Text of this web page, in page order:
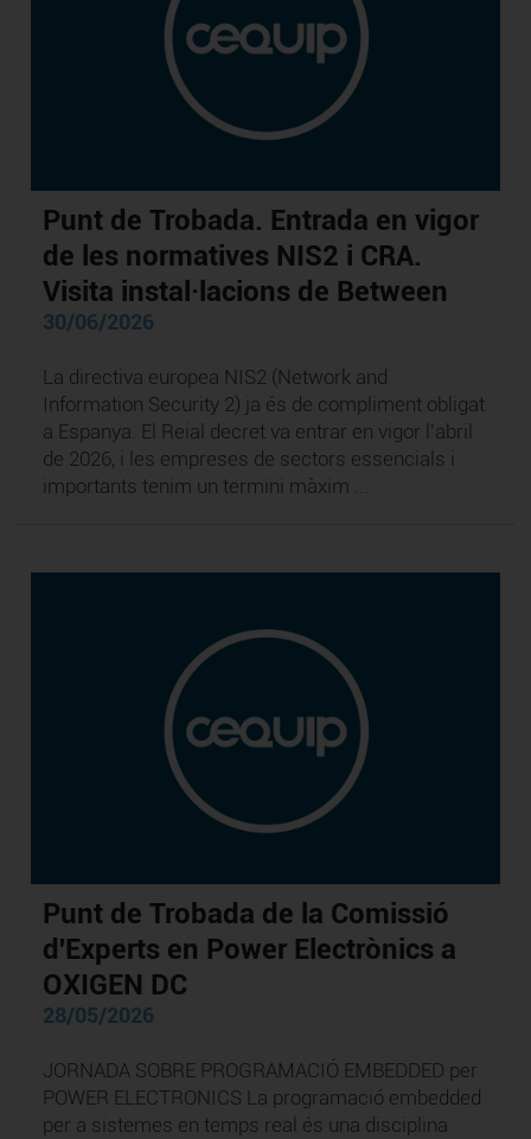
Punt de Trobada. Entrada en vigor
de les normatives NIS2 i CRA.
Visita instal·lacions de Between
30/06/2026
La directiva europea NIS2 (Network and
Information Security 2) ja és de compliment obligat
a Espanya. El Reial decret va entrar en vigor l'abril
de 2026, i les empreses de sectors essencials i
importants tenim un termini màxim ...
Punt de Trobada de la Comissió
d'Experts en Power Electrònics a
OXIGEN DC
28/05/2026
JORNADA SOBRE PROGRAMACIÓ EMBEDDED per
POWER ELECTRONICS La programació embedded
per a sistemes en temps real és una disciplina